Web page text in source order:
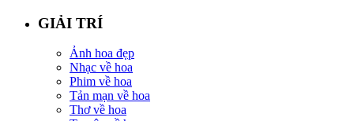
GIẢI TRÍ
Ảnh hoa đẹp
Nhạc về hoa
Phim về hoa
Tản mạn về hoa
Thơ về hoa